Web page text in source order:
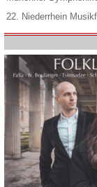
22. Niederrhein